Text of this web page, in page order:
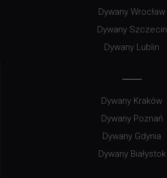
Dywany Wrocław
Dywany Szczecin
Dywany Lublin
Dywany Kraków
Dywany Poznań
Dywany Gdynia
Dywany Białystok